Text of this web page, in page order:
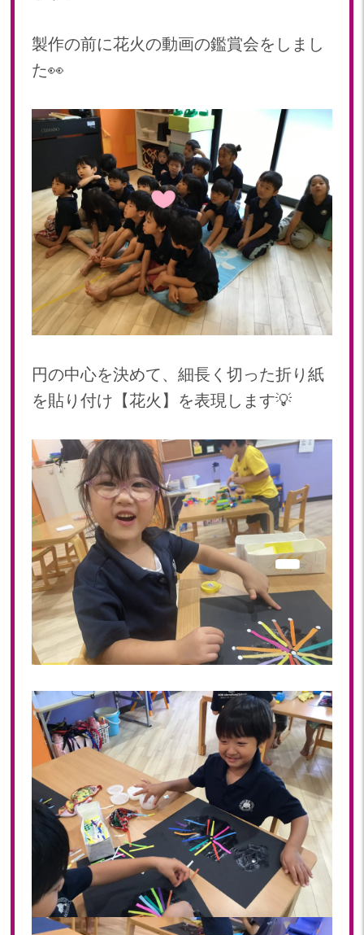
2024年 02月(19)
2024年 01月(20)
2023
2023年 12月(20)
2023年 11月(20)
2023年 09月(20)
2023年 08月(21)
2023年 07月(20)
2023年 06月(22)
2023年 05月(20)
2023年 04月(20)
2023年 03月(22)
2023年 02月(19)
2022
2022年 12月(20)
2022年 10月(20)
2022年 09月(20)
2022年 08月(22)
2022年 07月(20)
2022年 06月(22)
2022年 05月(19)
2022年 04月(20)
2022年 03月(22)
2022年 02月(15)
2022年 01月(19)
2021年 12月(20)
2021年 11月(20)
2021年 10月(21)
2021年 09月(20)
2021年 08月(18)
2021年 07月(20)
2021年 06月(22)
2021年 05月(15)
2021年 04月(21)
2021年 03月(23)
製作の前に花火の動画の鑑賞会をしまし
た👀
円の中心を決めて、細長く切った折り紙
を貼り付け【花火】を表現します💡